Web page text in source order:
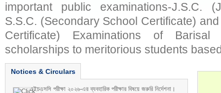
important public examinations-J.S.C.
S.S.C. (Secondary School Certificate)
Certificate) Examinations of
scholarships to meritorious students
Notices & Circulars
এইচএসসি পরীক্ষা ২০২৬-এর ব্যবহারিক পরীক্ষার বিষয়ে জরুরি নির্দেশনা।